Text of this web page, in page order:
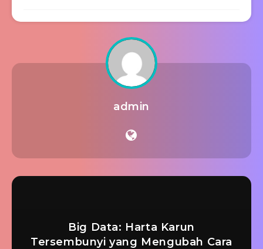
admin
Big Data: Harta Karun
Tersembunyi yang Mengubah Cara